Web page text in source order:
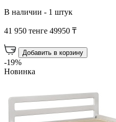
В наличии - 1 штук
41 950 тенге 49950 ₸
Добавить в корзину
-19%
Новинка